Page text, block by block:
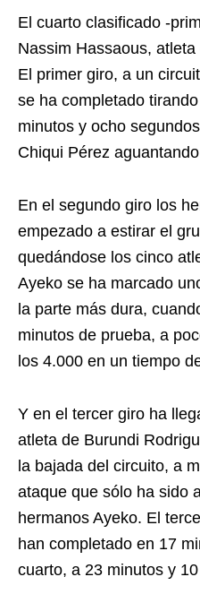
El cuarto clasificado -
Nassim Hassaous,
El primer giro, a un
se ha completado
minutos y ocho
Chiqui Pérez
En el segundo giro los
empezado a estirar el
quedándose los cinco
Ayeko se ha marcado
la parte más dura,
minutos de prueba, a
los 4.000 en un tiempo
Y en el tercer giro ha
atleta de Burundi
la bajada del circuito, a
ataque que sólo ha sido
hermanos Ayeko. El
han completado en 17
cuarto, a 23 minutos y